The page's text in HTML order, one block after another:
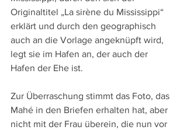
Originaltitel „La sirène du Mississippi“
erklärt und durch den geographisch
auch an die Vorlage angeknüpft wird,
legt sie im Hafen an, der auch der
Hafen der Ehe ist.
Zur Überraschung stimmt das Foto, das
Mahé in den Briefen erhalten hat, aber
nicht mit der Frau überein, die nun vor